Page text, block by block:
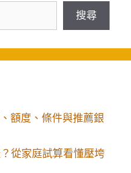
搜尋
額度、條件與推薦銀
從家庭試算看懂壓垮